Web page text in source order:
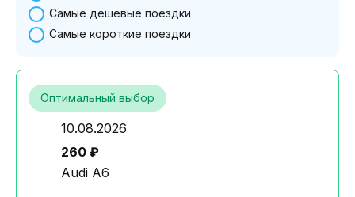
Самые дешевые поездки
Самые короткие поездки
Оптимальный выбор
10.08.2026
260 ₽
Audi A6